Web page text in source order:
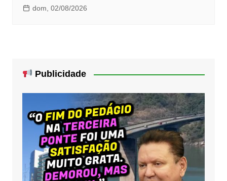
dom, 02/08/2026
Publicidade